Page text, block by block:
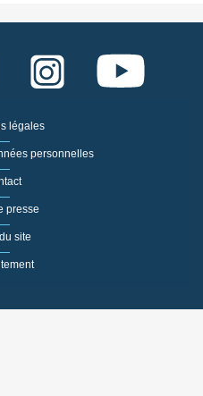
légales
personnelles
presse
site